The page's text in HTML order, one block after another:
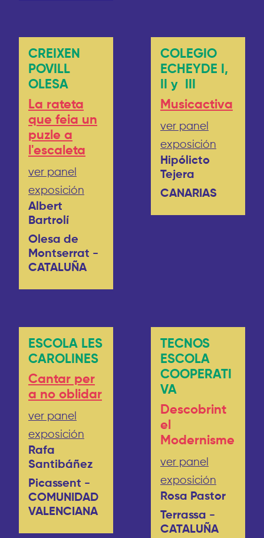
CREIXEN
POVILL
OLESA
La rateta
que feia un
puzle a
l'escaleta
ver panel
exposición
Albert
Bartrolí
Olesa de
Montserrat -
CATALUÑA
COLEGIO
ECHEYDE I,
II y III
Musicactiva
ver panel
exposición
Hipólicto
Tejera
CANARIAS
ESCOLA LES
CAROLINES
Cantar per
a no oblidar
ver panel
exposición
Rafa
Santibáñez
Picassent -
COMUNIDAD
VALENCIANA
TECNOS
ESCOLA
COOPERATI
VA
Descobrint
el
Modernisme
ver panel
exposición
Rosa Pastor
Terrassa -
CATALUÑA